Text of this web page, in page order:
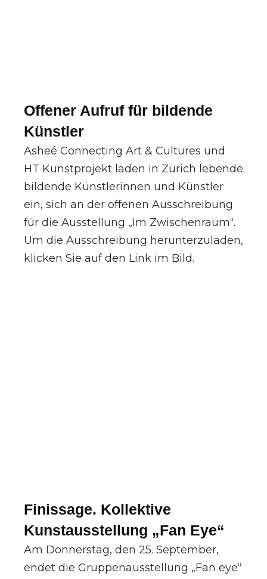
Offener Aufruf für bildende
Künstler
Asheé Connecting Art & Cultures und
HT Kunstprojekt laden in Zürich lebende
bildende Künstlerinnen und Künstler
ein, sich an der offenen Ausschreibung
für die Ausstellung „Im Zwischenraum“.
Um die Ausschreibung herunterzuladen,
klicken Sie auf den Link im Bild.
Finissage. Kollektive
Kunstausstellung „Fan Eye“
Am Donnerstag, den 25. September,
endet die Gruppenausstellung „Fan eye“